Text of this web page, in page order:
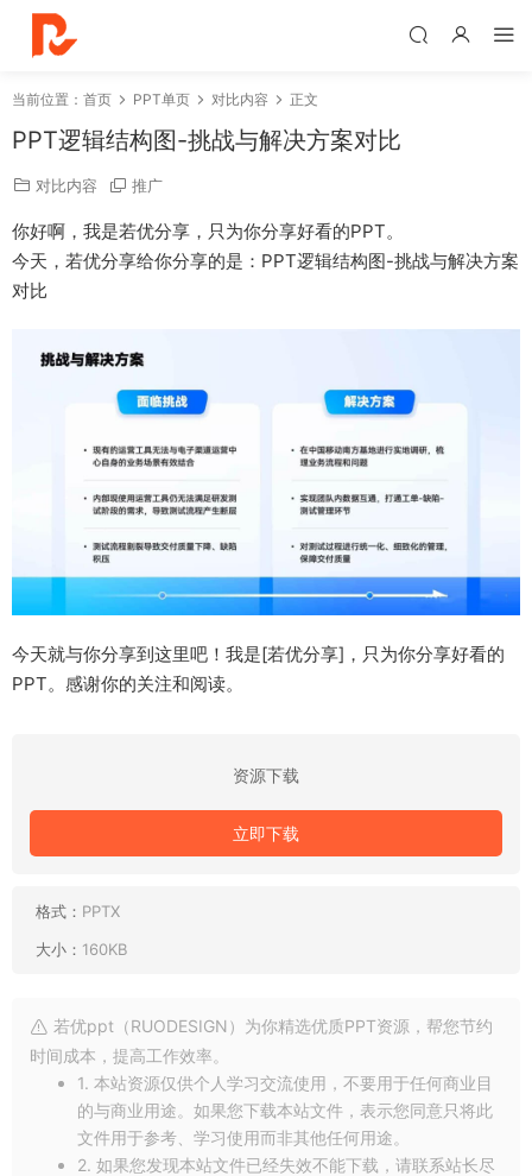
当前位置： 首页 PPT单页 对比内容 正文
PPT逻辑结构图-挑战与解决方案对比
对比内容 推广
你好啊，我是若优分享，只为你分享好看的PPT。
今天，若优分享给你分享的是：PPT逻辑结构图-挑战与解决方案
对比
今天就与你分享到这里吧！我是[若优分享]，只为你分享好看的
PPT。感谢你的关注和阅读。
资源下载
立即下载
格式： PPTX
大小： 160KB
若优ppt（RUODESIGN）为你精选优质PPT资源，帮您节约
时间成本，提高工作效率。
1. 本站资源仅供个人学习交流使用，不要用于任何商业目
的与商业用途。如果您下载本站文件，表示您同意只将此
文件用于参考、学习使用而非其他任何用途。
2. 如果您发现本站文件已经失效不能下载，请联系站长尽